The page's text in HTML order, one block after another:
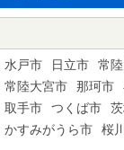
水戸市 日立市 常
常陸大宮市
那珂市
取手市
つくば市
かすみがうら市
桜